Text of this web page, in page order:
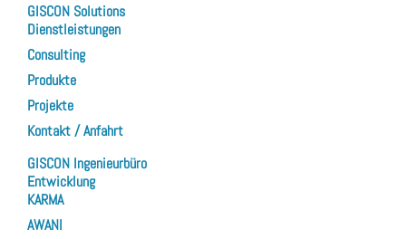
GISCON Solutions
Dienstleistungen
Consulting
Produkte
Projekte
Kontakt / Anfahrt
GISCON Ingenieurbüro
Entwicklung
KARMA
AWANI